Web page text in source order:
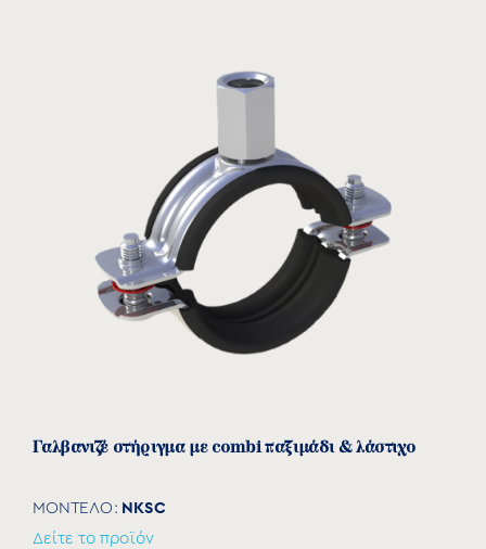
(mm)
1½” 48-53
NSPS050 59-66
Γαλβανιζέ στήριγμα με combi παξιμάδι & λάστιχο
ΜΟΝΤΕΛΟ: NKSC
Δείτε το προϊόν